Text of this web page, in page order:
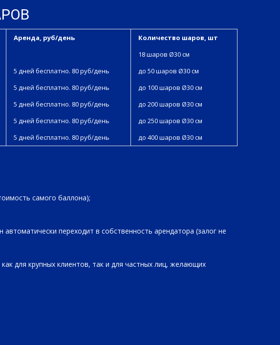
Аренда, руб/день
Количество шаров, шт
18 шаров Ø30 см
5 дней бесплатно. 80 руб/день
до 50 шаров Ø30 см
5 дней бесплатно. 80 руб/день
до 100 шаров Ø30 см
5 дней бесплатно. 80 руб/день
до 200 шаров Ø30 см
5 дней бесплатно. 80 руб/день
до 250 шаров Ø30 см
5 дней бесплатно. 80 руб/день до 400 шаров Ø30 см
самого баллона);
переходит в собственность арендатора (залог не
для крупных клиентов, так и для частных лиц, желающих